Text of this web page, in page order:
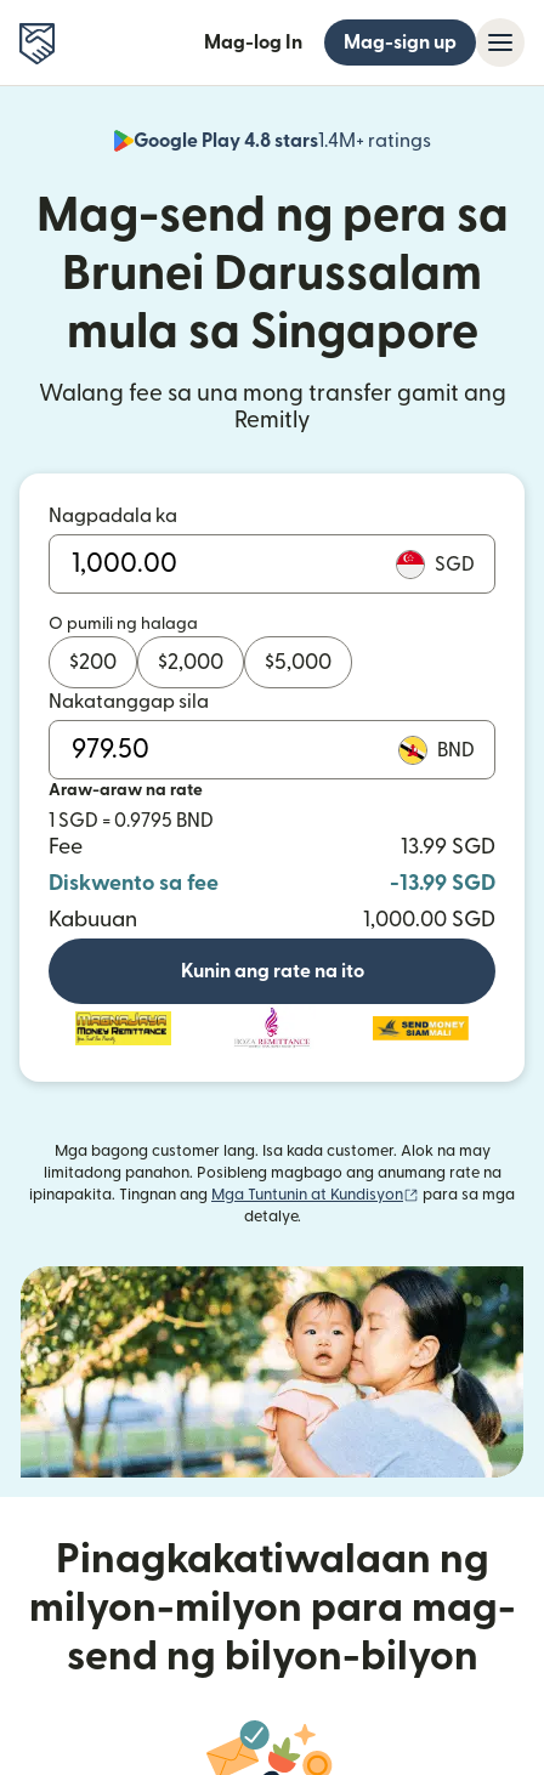
Mag-log In Mag-sign up
Google Play 4.8 stars1.4M+ ratings
(bubukas
Mag-send ng pera sa
Brunei Darussalam
mula sa Singapore
Walang fee sa una mong transfer gamit ang
Remitly
Nagpadala ka
SGD
O pumili ng halaga
$200 $2,000 $5,000
Nakatanggap sila
BND
Araw-araw na rate
1 SGD = 0.9795 BND
Fee
13.99 SGD
Diskwento sa fee
-13.99 SGD
Kabuuan
1,000.00 SGD
Kunin ang rate na ito
Mga bagong customer lang. Isa kada customer. Alok na may
limitadong panahon. Posibleng magbago ang anumang rate na
ipinapakita. Tingnan ang Mga Tuntunin at Kundisyon (bubukas sa
para sa mga
detalye.
Pinagkakatiwalaan ng
milyon-milyon para mag-
send ng bilyon-bilyon